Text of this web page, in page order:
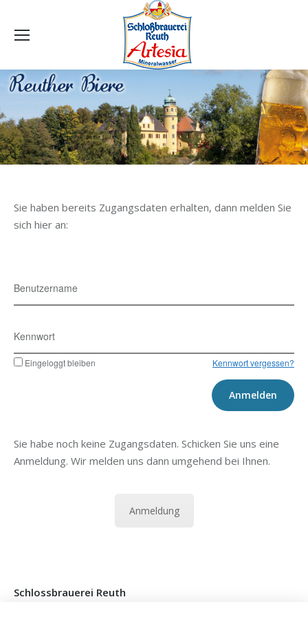
Sie haben bereits Zugangsdaten erhalten, dann melden Sie
sich hier an:
Benutzername
Kennwort
Eingeloggt bleiben Kennwort vergessen?
Sie habe noch keine Zugangsdaten. Schicken Sie uns eine
Anmeldung. Wir melden uns dann umgehend bei Ihnen.
Anmeldung
Schlossbrauerei Reuth